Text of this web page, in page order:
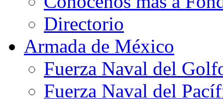
Directorio
Armada de México
Fuerza Naval del
Fuerza Naval del